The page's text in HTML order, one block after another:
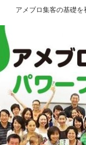
アメブロ集客の基礎を